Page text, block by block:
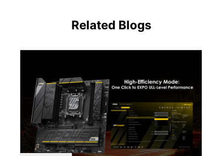
Related Blogs